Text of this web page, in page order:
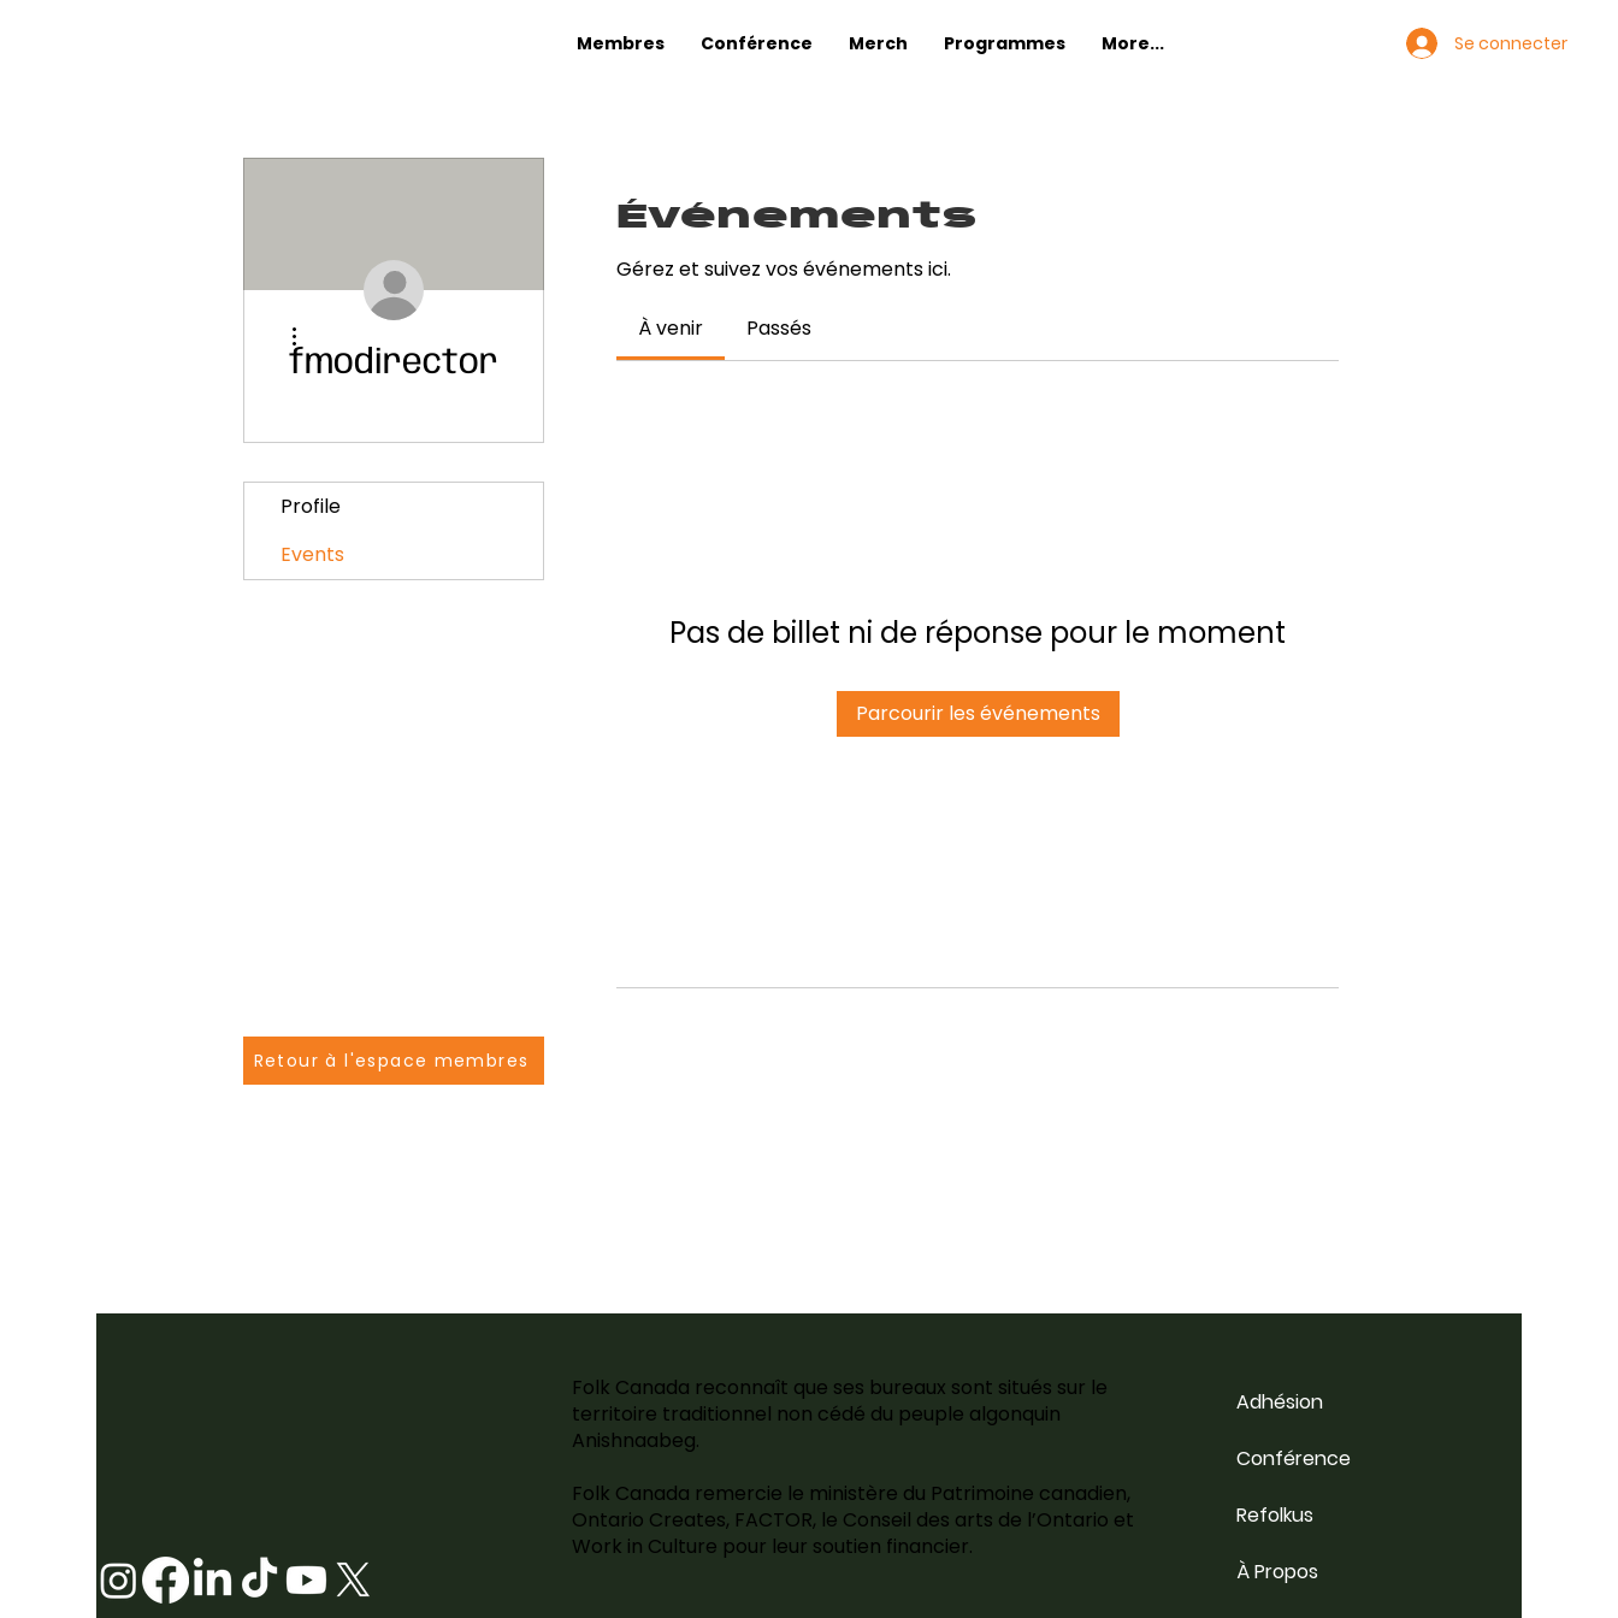
Membres Conférence Merch Programmes More... Se connecter
Événements
Gérez et suivez vos événements ici.
À venir Passés
Pas de billet ni de réponse pour le moment
Parcourir les événements
Retour à l'espace membres
fmodirector
Plus d'actions
Profile
Events
Folk Canada reconnaît que ses bureaux sont situés sur le
territoire traditionnel non cédé du peuple algonquin
Anishnaabeg.
Folk Canada remercie le ministère du Patrimoine canadien,
Ontario Creates, FACTOR, le Conseil des arts de l’Ontario et
Work in Culture pour leur soutien financier.
Adhésion
Conférence
Refolkus
À Propos